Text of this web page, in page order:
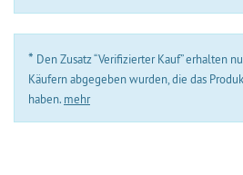
* Den Zusatz “Verifizierter Kauf” erhalten
Käufern abgegeben wurden, die das
haben. mehr